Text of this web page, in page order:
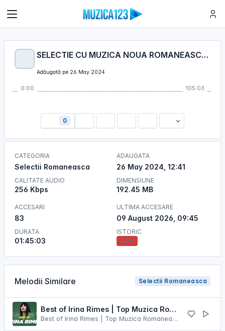
SELECTIE CU MUZICA NOUA ROMANEASCA ( ROMANIAN DANCE MUSIC MIX ) [ MAI 2024 ]
Adăugată pe 26 May 2024
0:00 105:03
0
CATEGORIA
Selectii Romaneasca
CALITATE AUDIO
256 Kbps
ADAUGATA
26 May 2024, 12:41
DIMENSIUNE
192.45 MB
ACCESARI
83
DURATA
01:45:03
ULTIMA ACCESARE
09 August 2026, 09:45
ISTORIC
ADV
Melodii Similare Selectii Romaneasca
Best of Irina Rimes | Top Muzica Romaneasca 2025
Best of Irina Rimes | Top Muzica Romaneasca 2025